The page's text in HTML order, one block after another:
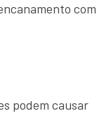
com
podem causar